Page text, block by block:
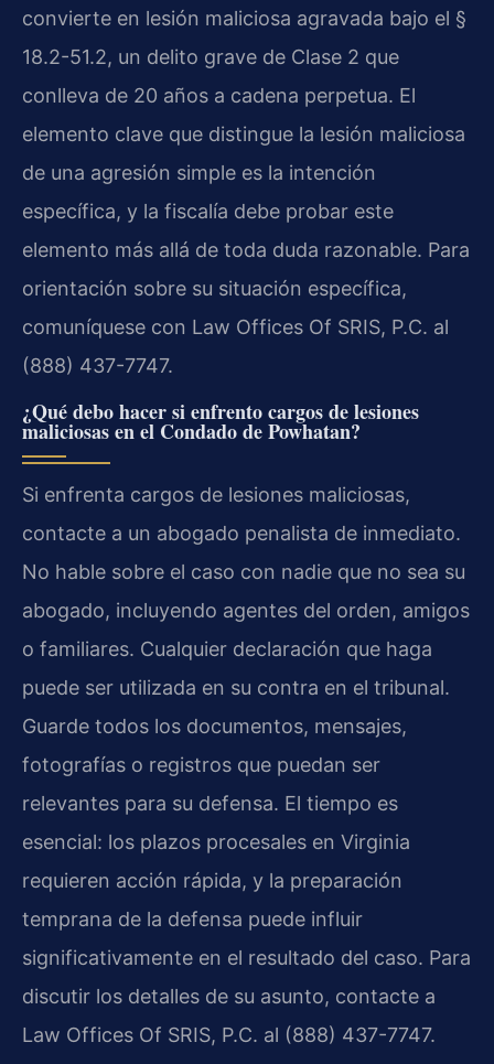
convierte en lesión maliciosa agravada bajo el §
18.2-51.2, un delito grave de Clase 2 que
conlleva de 20 años a cadena perpetua. El
elemento clave que distingue la lesión maliciosa
de una agresión simple es la intención
específica, y la fiscalía debe probar este
elemento más allá de toda duda razonable. Para
orientación sobre su situación específica,
comuníquese con Law Offices Of SRIS, P.C. al
(888) 437-7747.
¿Qué debo hacer si enfrento cargos de lesiones
maliciosas en el Condado de Powhatan?
Si enfrenta cargos de lesiones maliciosas,
contacte a un abogado penalista de inmediato.
No hable sobre el caso con nadie que no sea su
abogado, incluyendo agentes del orden, amigos
o familiares. Cualquier declaración que haga
puede ser utilizada en su contra en el tribunal.
Guarde todos los documentos, mensajes,
fotografías o registros que puedan ser
relevantes para su defensa. El tiempo es
esencial: los plazos procesales en Virginia
requieren acción rápida, y la preparación
temprana de la defensa puede influir
significativamente en el resultado del caso. Para
discutir los detalles de su asunto, contacte a
Law Offices Of SRIS, P.C. al (888) 437-7747.